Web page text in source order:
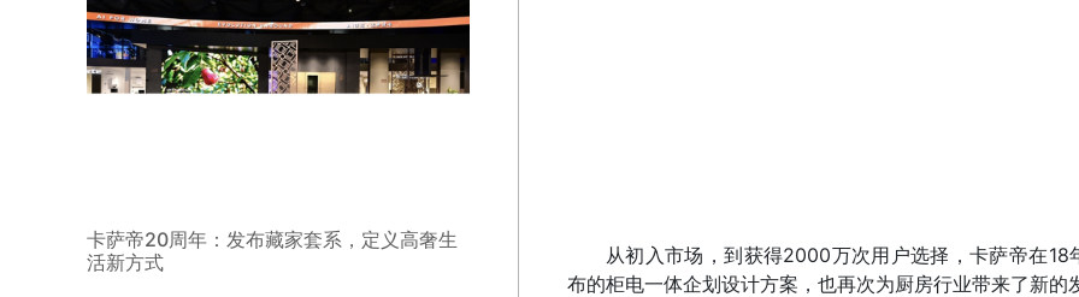
卡萨帝20周年：发布藏家套系，定义高奢生
活新方式
从初入市场，到获得2000万次用户选择，卡萨帝在
布的柜电一体企划设计方案，也再次为厨房行业带来了新的